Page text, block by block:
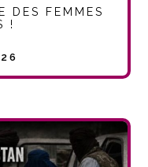
DES FEMMES
!